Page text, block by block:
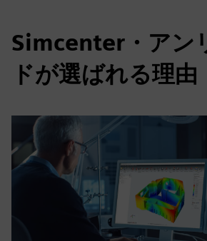
Simcenter・アン
ドが選ばれる理由